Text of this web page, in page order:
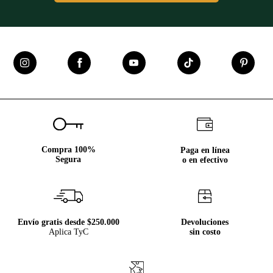
Compra 100%
Segura
Paga en línea
o en efectivo
Envío gratis desde $250.000
Aplica TyC
Devoluciones
sin costo